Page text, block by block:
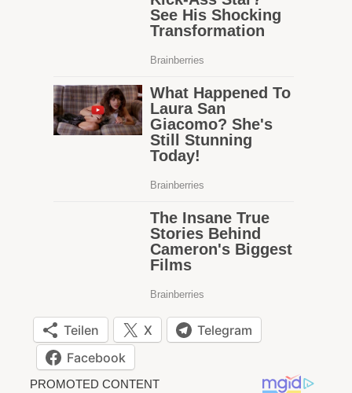
Teilen X
Telegram
Facebook